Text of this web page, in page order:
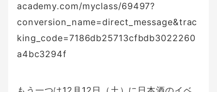
academy.com/myclass/69497?
conversion_name=direct_message&trac
king_code=7186db25713cfbdb3022260
a4bc3294f